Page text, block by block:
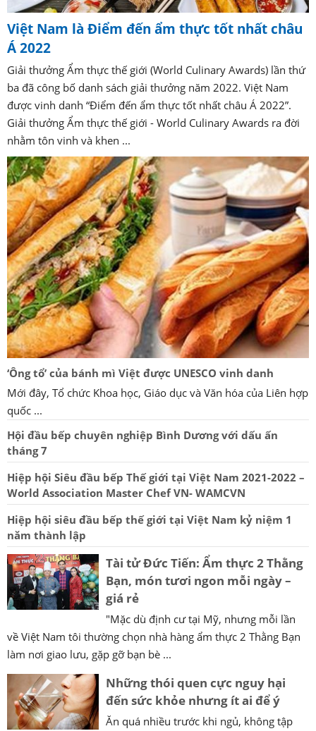
Việt Nam là Điểm đến ẩm thực tốt nhất châu
Á 2022
Giải thưởng Ẩm thực thế giới (World Culinary Awards) lần thứ
ba đã công bố danh sách giải thưởng năm 2022. Việt Nam
được vinh danh “Điểm đến ẩm thực tốt nhất châu Á 2022”.
Giải thưởng Ẩm thực thế giới - World Culinary Awards ra đời
nhằm tôn vinh và khen ...
‘Ông tổ’ của bánh mì Việt được UNESCO vinh danh
Mới đây, Tổ chức Khoa học, Giáo dục và Văn hóa của Liên hợp
quốc ...
Hội đầu bếp chuyên nghiệp Bình Dương với dấu ấn
tháng 7
Hiệp hội Siêu đầu bếp Thế giới tại Việt Nam 2021-2022 –
World Association Master Chef VN- WAMCVN
Hiệp hội siêu đầu bếp thế giới tại Việt Nam kỷ niệm 1
năm thành lập
Tài tử Đức Tiến: Ẩm thực 2 Thằng
Bạn, món tươi ngon mỗi ngày –
giá rẻ
"Mặc dù định cư tại Mỹ, nhưng mỗi lần
về Việt Nam tôi thường chọn nhà hàng ẩm thực 2 Thằng Bạn
làm nơi giao lưu, gặp gỡ bạn bè ...
Những thói quen cực nguy hại
đến sức khỏe nhưng ít ai để ý
Ăn quá nhiều trước khi ngủ, không tập